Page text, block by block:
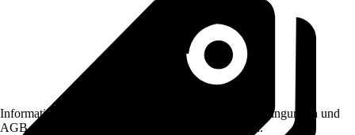
Informationen des Verkäufers, wie z. B. Rückgabebedingungen und
AGB, finden Sie bei Klick auf den Verkäufernamen.